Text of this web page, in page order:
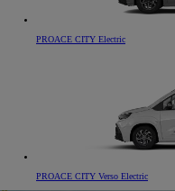
PROACE CITY Electric
PROACE CITY Verso Electric